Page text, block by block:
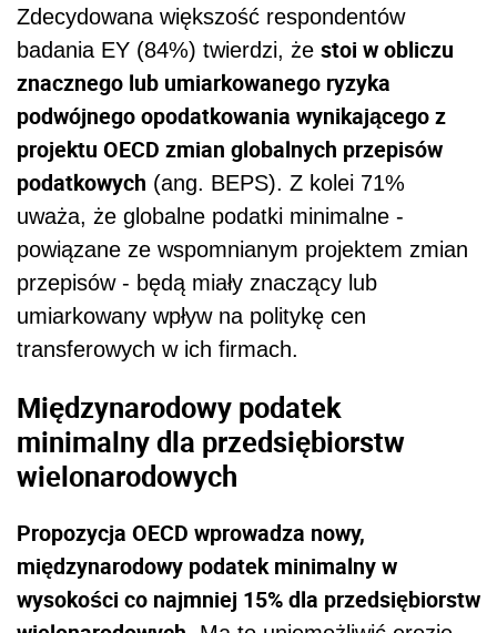
Zdecydowana większość respondentów
badania EY (84%) twierdzi, że stoi w obliczu
znacznego lub umiarkowanego ryzyka
podwójnego opodatkowania wynikającego z
projektu OECD zmian globalnych przepisów
podatkowych (ang. BEPS). Z kolei 71%
uważa, że globalne podatki minimalne -
powiązane ze wspomnianym projektem zmian
przepisów - będą miały znaczący lub
umiarkowany wpływ na politykę cen
transferowych w ich firmach.
Międzynarodowy podatek
minimalny dla przedsiębiorstw
wielonarodowych
Propozycja OECD wprowadza nowy,
międzynarodowy podatek minimalny w
wysokości co najmniej 15% dla przedsiębiorstw